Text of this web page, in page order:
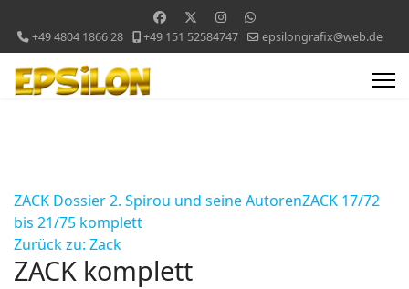
+49 4804 1866 28 +49 151 52584747 epsilongrafix@web.de
ZACK Dossier 2. Spirou und seine AutorenZACK 17/72
bis 21/75 komplett
Zurück zu: Zack
ZACK komplett